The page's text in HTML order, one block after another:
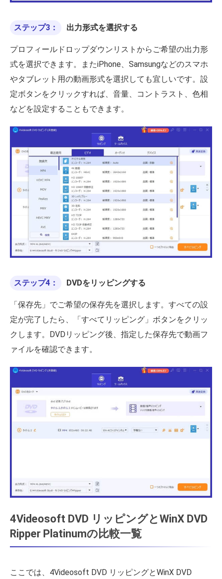
ステップ3： 出力形式を選択する
プロフィールドロップダウンリストからご希望の出力形
式を選択できます。またiPhone、Samsungなどのスマホ
やタブレット用の動画形式を選択しても宜しいです。設
定ボタンをクリックすれば、音量、コントラスト、色相
などを設定することもできます。
ステップ4： DVDをリッピングする
「保存先」でご希望の保存先を選択します。すべての設
定が完了したら、「すべてリッピング」ボタンをクリッ
クします。DVDリッピング後、指定した保存先で動画フ
ァイルを確認できます。
4Videosoft DVD リッピングとWinX DVD
Ripper Platinumの比較一覧
ここでは、4Videosoft DVD リッピングとWinX DVD